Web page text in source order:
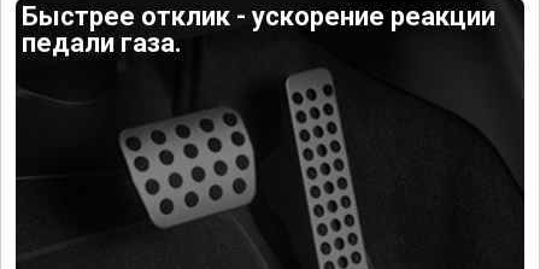
Быстрее отклик - ускорение реакции
педали газа.